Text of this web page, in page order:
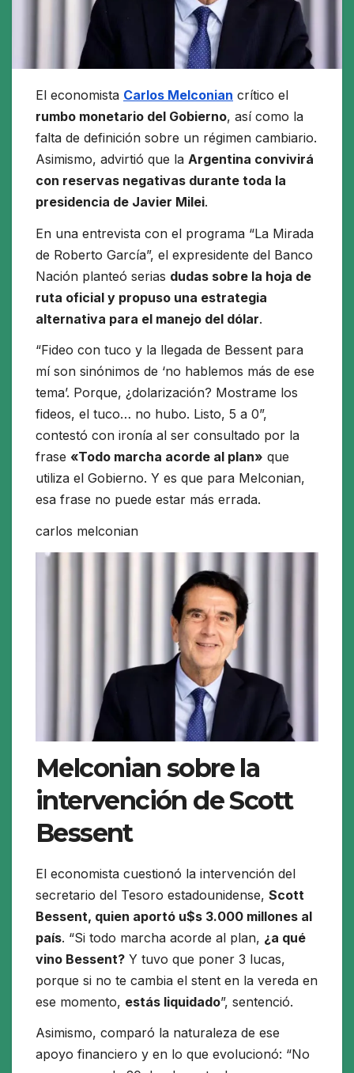
El economista Carlos Melconian crítico el
rumbo monetario del Gobierno, así como la
falta de definición sobre un régimen cambiario.
Asimismo, advirtió que la Argentina convivirá
con reservas negativas durante toda la
presidencia de Javier Milei.
En una entrevista con el programa “La Mirada
de Roberto García”, el expresidente del Banco
Nación planteó serias dudas sobre la hoja de
ruta oficial y propuso una estrategia
alternativa para el manejo del dólar.
“Fideo con tuco y la llegada de Bessent para
mí son sinónimos de ‘no hablemos más de ese
tema’. Porque, ¿dolarización? Mostrame los
fideos, el tuco… no hubo. Listo, 5 a 0”,
contestó con ironía al ser consultado por la
frase «Todo marcha acorde al plan» que
utiliza el Gobierno. Y es que para Melconian,
esa frase no puede estar más errada.
carlos melconian
Melconian sobre la
intervención de Scott
Bessent
El economista cuestionó la intervención del
secretario del Tesoro estadounidense, Scott
Bessent, quien aportó u$s 3.000 millones al
país. “Si todo marcha acorde al plan, ¿a qué
vino Bessent? Y tuvo que poner 3 lucas,
porque si no te cambia el stent en la vereda en
ese momento, estás liquidado”, sentenció.
Asimismo, comparó la naturaleza de ese
apoyo financiero y en lo que evolucionó: “No